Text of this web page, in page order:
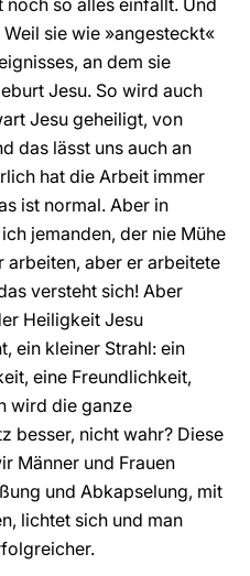
so alles einfällt. Und
sie wie »angesteckt«
an dem sie
Jesu. So wird auch
Jesu geheiligt, von
das lässt uns auch an
hat die Arbeit immer
ist normal. Aber in
jemanden, der nie Mühe
arbeiten, aber er arbeitete
versteht sich! Aber
Heiligkeit Jesu
ein kleiner Strahl: ein
eine Freundlichkeit,
wird die ganze
besser, nicht wahr? Diese
Männer und Frauen
und Abkapselung, mit
lichtet sich und man